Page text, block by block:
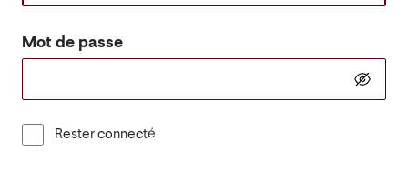
Mot de passe
Rester connecté